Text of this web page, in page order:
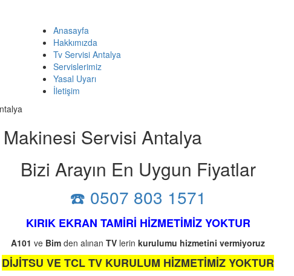
Anasayfa
Hakkımızda
Tv Servisi Antalya
Servislerimiz
Yasal Uyarı
İletişim
Servisi Antalya
Bizi Arayın En Uygun Fiyatlar
☎️ 0507 803 1571
KIRIK EKRAN TAMİRİ HİZMETİMİZ YOKTUR
A101 ve Bim den alınan TV lerin kurulumu hizmetini vermiyoruz
DİJİTSU VE TCL TV KURULUM HİZMETİMİZ YOKTUR